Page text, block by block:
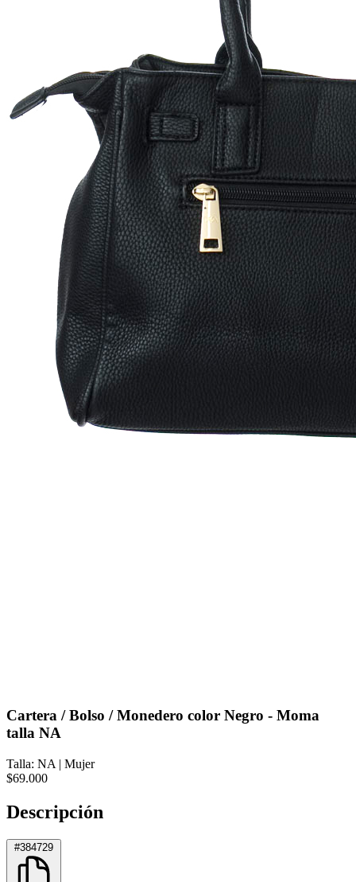
Cartera / Bolso / Monedero color Negro - Moma
talla NA
Talla: NA | Mujer
$69.000
Descripción
#384729